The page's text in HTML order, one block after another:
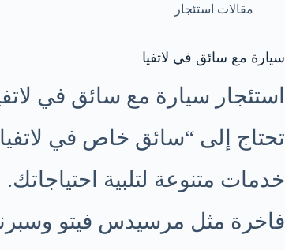
مقالات استئجار
سيارة مع سائق في لاتفيا
استئجار سيارة مع سائق في
خدمات متنوعة لتلبية
فاخرة مثل مرسيدس فيتو